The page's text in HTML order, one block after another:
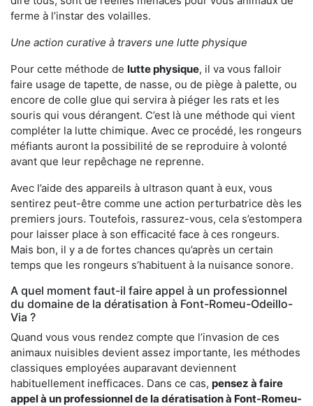
ferme à l’instar des volailles.
Une action curative à travers une lutte physique
Pour cette méthode de lutte physique, il va vous falloir
faire usage de tapette, de nasse, ou de piège à palette, ou
encore de colle glue qui servira à piéger les rats et les
souris qui vous dérangent. C’est là une méthode qui vient
compléter la lutte chimique. Avec ce procédé, les rongeurs
méfiants auront la possibilité de se reproduire à volonté
avant que leur repêchage ne reprenne.
Avec l’aide des appareils à ultrason quant à eux, vous
sentirez peut-être comme une action perturbatrice dès les
premiers jours. Toutefois, rassurez-vous, cela s’estompera
pour laisser place à son efficacité face à ces rongeurs.
Mais bon, il y a de fortes chances qu’après un certain
temps que les rongeurs s’habituent à la nuisance sonore.
A quel moment faut-il faire appel à un professionnel
du domaine de la dératisation à Font-Romeu-Odeillo-
Via ?
Quand vous vous rendez compte que l’invasion de ces
animaux nuisibles devient assez importante, les méthodes
classiques employées auparavant deviennent
habituellement inefficaces. Dans ce cas, pensez à faire
appel à un professionnel de la dératisation à Font-Romeu-